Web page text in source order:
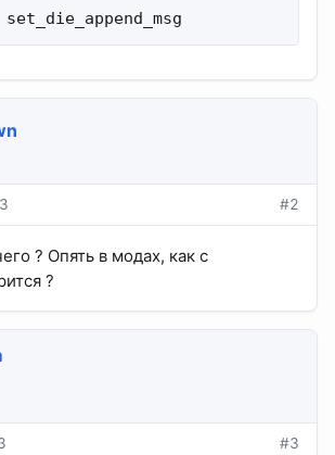
#2
? Опять в модах, как с
?
#3